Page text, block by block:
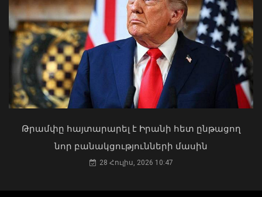
մշտական արգելքի․ դեսպանություն
06 Օգոստոս, 2026 10:27
Մկրտության արարողությունից հետո
Արտաշատում 14 մարդ թունավորման
ախտանիշներով դիմել է ԲԿ. ՀՎԿԱԿ
02 Օգոստոս, 2026 15:06
Թրամփը հայտարարել է Իրանի հետ ընթացող
նոր բանակցությունների մասին
28 Հուլիս, 2026 10:47